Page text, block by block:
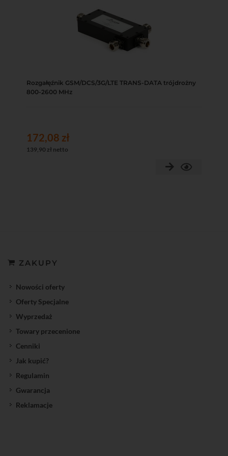
Rozgałęźnik GSM/DCS/3G/LTE TRANS-DATA trójdrożny
800-2600 MHz
172,08 zł
139,90 zł netto
ZAKUPY
Nowości oferty
Oferty Specjalne
Wyprzedaż
Towary przecenione
Cenniki
Jak kupić?
Regulamin
Gwarancja
Reklamacje